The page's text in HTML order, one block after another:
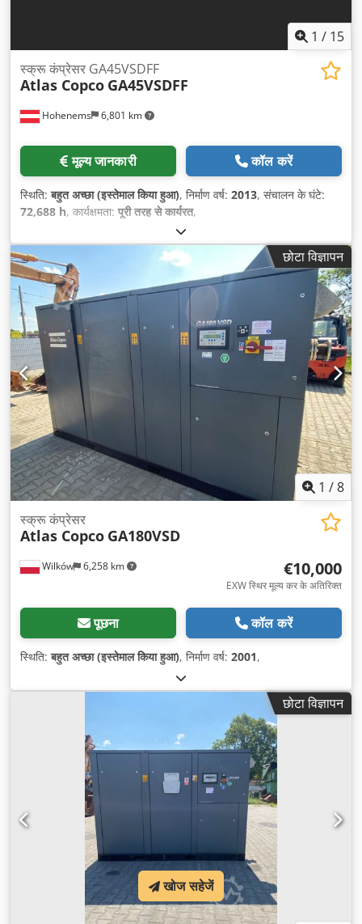
1 / 15
Hohenems 6,801 km
स्क्रू कंप्रेसर GA45VSDFF
Atlas Copco GA45VSDFF
मूल्य जानकारी कॉल करें
स्थिति:बहुत अच्छा (इस्तेमाल किया हुआ), निर्माण वर्ष: 2013, संचालन के घंटे:
72,688 h, कार्यक्षमता: पूरी तरह से कार्यरत,
छोटा विज्ञापन
1 /8
Wilków 6,258 km
स्क्रू कंप्रेसर
Atlas Copco GA180VSD
€10,000
EXW स्थिर मूल्य कर के अतिरिक्त
पूछना कॉल करें
स्थिति:बहुत अच्छा (इस्तेमाल किया हुआ), निर्माण वर्ष: 2001,
छोटा विज्ञापन
खोज सहेजें